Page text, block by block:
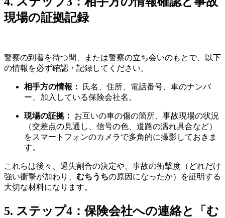
現場の証拠記録
警察の到着を待つ間、または警察の立ち会いのもとで、以下
の情報を必ず確認・記録してください。
相手方の情報：
氏名、住所、電話番号、車のナンバ
ー、加入している保険会社名。
現場の証拠：
お互いの車の傷の箇所、事故現場の状況
（交差点の見通し、信号の色、道路の濡れ具合など）
をスマートフォンのカメラで多角的に撮影しておきま
す。
これらは後々、過失割合の決定や、事故の衝撃度（どれだけ
強い衝撃が加わり、 むちうちの原因になったか）を証明する
大切な材料になります。
5. ステップ4：保険会社への連絡と「む